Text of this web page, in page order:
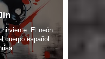
El neón
cuerpo español.
...